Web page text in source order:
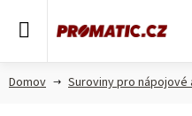
Domov Suroviny pro nápojové